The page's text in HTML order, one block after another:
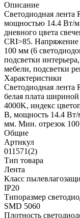
Описание
Светодиодная
мощностью 14.4 Вт/
дневного цвета
CRI>85.
100 мм (6
подсветки
мебели, подсветки
Характеристики
Светодиодная
белая плата
4000K, индекс
В, мощность 14.4 Вт/
мм. Мин. отрезок
Общие
Артикул
011571(2)
Тип товара
Лента
Класс
IP20
Типоразмер
SMD 5060
Плотность